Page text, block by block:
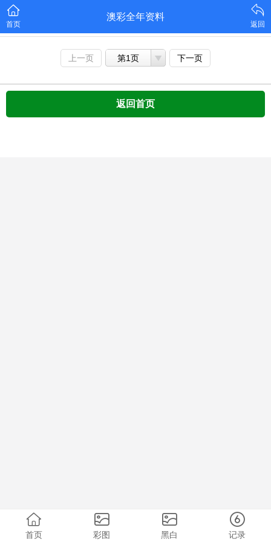
首页
澳彩全年资料
返回
上一页 第1页 下一页
返回首页
首页 彩图 黑白 记录